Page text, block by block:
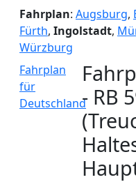
Fahrplan: Augsburg,
Fürth, Ingolstadt,
Würzburg
Fahrplan
für
Deutschland- RB